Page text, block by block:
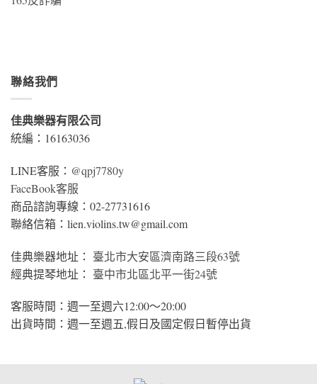
聯絡我們
佳典樂器有限公司
統編：16163036
LINE客服： @qpj7780y
FaceBook客服
商品諮詢專線：02-27731616
聯絡信箱：lien.violins.tw@gmail.com
佳典樂器地址： 臺北市大安區濟南路三段63號
經典提琴地址： 臺中市北區北平一街24號
客服時間：週一至週六12:00～20:00
出貨時間：週一至週五,假日及國定假日暫停出貨